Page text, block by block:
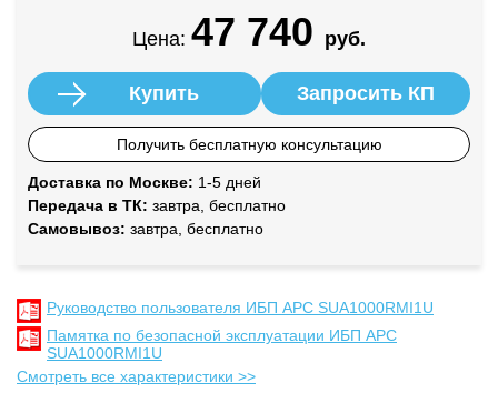
Цена: 47 740 руб.
Купить Запросить КП
Получить бесплатную консультацию
Доставка по Москве: 1-5 дней
Передача в ТК: завтра, бесплатно
Самовывоз: завтра, бесплатно
Руководство пользователя ИБП APC SUA1000RMI1U
Памятка по безопасной эксплуатации ИБП APC
SUA1000RMI1U
Смотреть все характеристики >>